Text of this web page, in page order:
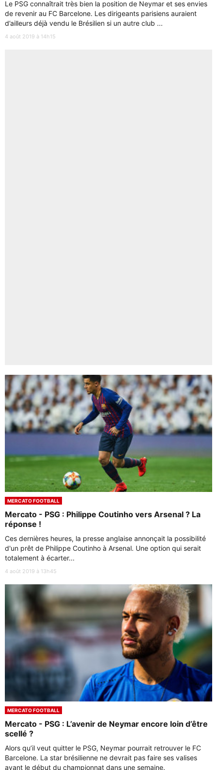
Le PSG connaîtrait très bien la position de Neymar et ses envies
de revenir au FC Barcelone. Les dirigeants parisiens auraient
d’ailleurs déjà vendu le Brésilien si un autre club ...
4 août 2019 à 14h15
MERCATO FOOTBALL
Mercato - PSG : Philippe Coutinho vers Arsenal ? La
réponse !
Ces dernières heures, la presse anglaise annonçait la possibilité
d'un prêt de Philippe Coutinho à Arsenal. Une option qui serait
totalement à écarter...
4 août 2019 à 13h45
MERCATO FOOTBALL
Mercato - PSG : L’avenir de Neymar encore loin d’être
scellé ?
Alors qu’il veut quitter le PSG, Neymar pourrait retrouver le FC
Barcelone. La star brésilienne ne devrait pas faire ses valises
avant le début du championnat dans une semaine.